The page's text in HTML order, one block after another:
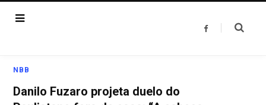
F
NBB
Danilo Fuzaro projeta duelo do